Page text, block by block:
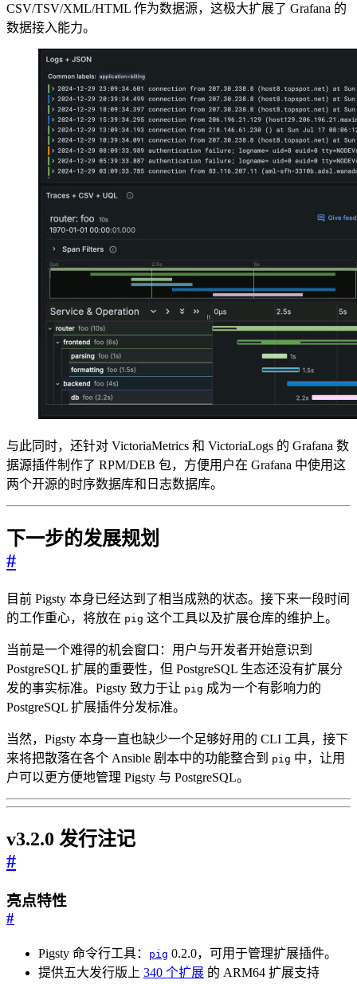
CSV/TSV/XML/HTML 作为数据源，这极大扩展了 Grafana 的
数据接入能力。
与此同时，还针对 VictoriaMetrics 和 VictoriaLogs 的 Grafana 数
据源插件制作了 RPM/DEB 包，方便用户在 Grafana 中使用这
两个开源的时序数据库和日志数据库。
下一步的发展规划
#
目前 Pigsty 本身已经达到了相当成熟的状态。接下来一段时间
的工作重心，将放在 pig 这个工具以及扩展仓库的维护上。
当前是一个难得的机会窗口：用户与开发者开始意识到
PostgreSQL 扩展的重要性，但 PostgreSQL 生态还没有扩展分
发的事实标准。Pigsty 致力于让 pig 成为一个有影响力的
PostgreSQL 扩展插件分发标准。
当然，Pigsty 本身一直也缺少一个足够好用的 CLI 工具，接下
来将把散落在各个 Ansible 剧本中的功能整合到 pig 中，让用
户可以更方便地管理 Pigsty 与 PostgreSQL。
v3.2.0 发行注记
#
亮点特性
#
Pigsty 命令行工具： pig 0.2.0，可用于管理扩展插件。
提供五大发行版上 340 个扩展 的 ARM64 扩展支持